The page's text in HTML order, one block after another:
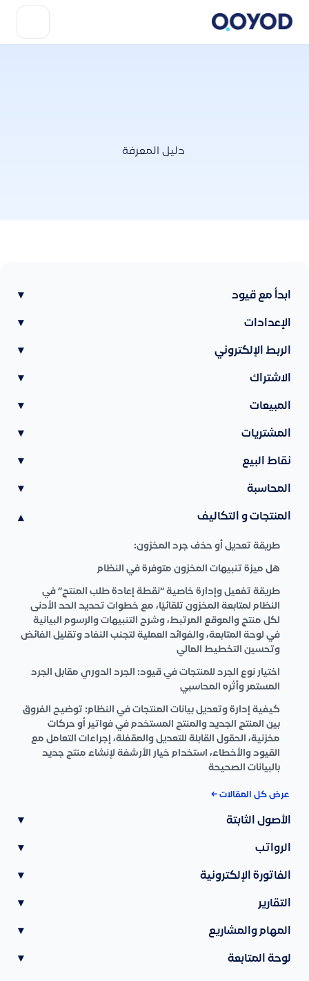
دليل المعرفة
ابدأ مع قيود ▾
الإعدادات ▾
الربط الإلكتروني ▾
الاشتراك ▾
المبيعات ▾
المشتريات ▾
نقاط البيع ▾
المحاسبة ▾
المنتجات و التكاليف ▾
طريقة تعديل أو حذف جرد المخزون:
هل ميزة تنبيهات المخزون متوفرة في النظام
طريقة تفعيل وإدارة خاصية “نقطة إعادة طلب المنتج” في
النظام لمتابعة المخزون تلقائيًا، مع خطوات تحديد الحد الأدنى
لكل منتج والموقع المرتبط، وشرح التنبيهات والرسوم البيانية
في لوحة المتابعة، والفوائد العملية لتجنب النفاد وتقليل الفائض
وتحسين التخطيط المالي
اختيار نوع الجرد للمنتجات في قيود: الجرد الدوري مقابل الجرد
المستمر وأثره المحاسبي
كيفية إدارة وتعديل بيانات المنتجات في النظام: توضيح الفروق
بين المنتج الجديد والمنتج المستخدم في فواتير أو حركات
مخزنية، الحقول القابلة للتعديل والمقفلة، إجراءات التعامل مع
القيود والأخطاء، استخدام خيار الأرشفة لإنشاء منتج جديد
بالبيانات الصحيحة
عرض كل المقالات ←
الأصول الثابتة ▾
الرواتب ▾
الفاتورة الإلكترونية ▾
التقارير ▾
المهام والمشاريع ▾
لوحة المتابعة ▾